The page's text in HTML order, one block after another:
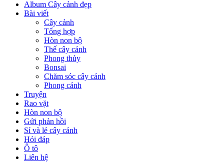
Album Cây cảnh đẹp
Bài viết
Cây cảnh
Tổng hợp
Hòn non bộ
Thế cây cảnh
Phong thủy
Bonsai
Chăm sóc cây cảnh
Phong cảnh
Truyện
Rao vặt
Hòn non bộ
Gửi phản hồi
Sỉ và lẻ cây cảnh
Hỏi đáp
Ô tô
Liên hệ